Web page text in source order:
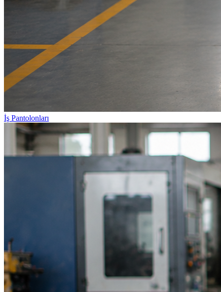
İş Pantolonları